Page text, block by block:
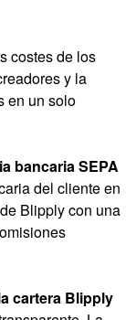
costes de los
y la
en un solo
bancaria SEPA
del cliente en
Blipply con una
cartera Blipply